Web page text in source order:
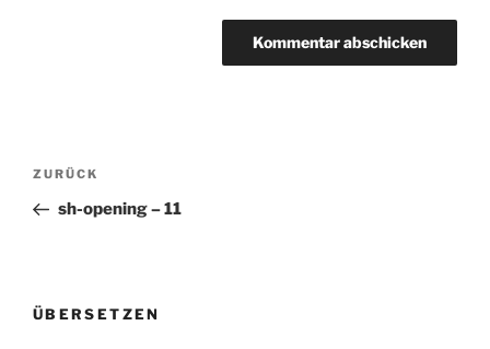
Beitrags-
Vorheriger
Beitrag
ZURÜCK
sh-opening – 11
ÜBERSETZEN